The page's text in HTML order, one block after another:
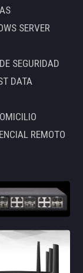
SERVER
SEGURIDAD
DATA
REMOTO